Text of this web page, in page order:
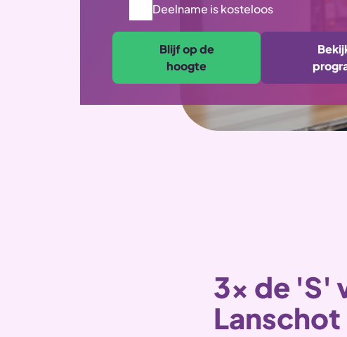
Deelname is kosteloos
Blijf op de
hoogte
3x de 'S'
Lanschot